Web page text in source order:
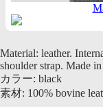
Material: leather.
shoulder strap. Made
カラー: black
素材: 100% bovine